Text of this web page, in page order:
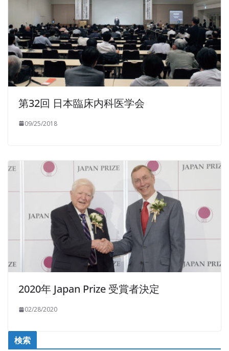
第32回 日本臨床内科医学会
09/25/2018
2020年 Japan Prize 受賞者決定
02/28/2020
検索